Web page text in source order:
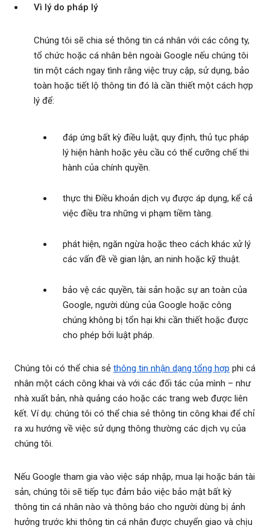
Vì lý do pháp lý
Chúng tôi sẽ chia sẻ thông tin cá nhân với các công ty,
tổ chức hoặc cá nhân bên ngoài Google nếu chúng tôi
tin một cách ngay tình rằng việc truy cập, sử dụng, bảo
toàn hoặc tiết lộ thông tin đó là cần thiết một cách hợp
lý để:
đáp ứng bất kỳ điều luật, quy định, thủ tục pháp
lý hiện hành hoặc yêu cầu có thể cưỡng chế thi
hành của chính quyền.
thực thi Điều khoản dịch vụ được áp dụng, kể cả
việc điều tra những vi phạm tiềm tàng.
phát hiện, ngăn ngừa hoặc theo cách khác xử lý
các vấn đề về gian lận, an ninh hoặc kỹ thuật.
bảo vệ các quyền, tài sản hoặc sự an toàn của
Google, người dùng của Google hoặc công
chúng không bị tổn hại khi cần thiết hoặc được
cho phép bởi luật pháp.
Chúng tôi có thể chia sẻ thông tin nhận dạng tổng hợp phi cá
nhân một cách công khai và với các đối tác của mình – như
nhà xuất bản, nhà quảng cáo hoặc các trang web được liên
kết. Ví dụ: chúng tôi có thể chia sẻ thông tin công khai để chỉ
ra xu hướng về việc sử dụng thông thường các dịch vụ của
chúng tôi.
Nếu Google tham gia vào việc sáp nhập, mua lại hoặc bán tài
sản, chúng tôi sẽ tiếp tục đảm bảo việc bảo mật bất kỳ
thông tin cá nhân nào và thông báo cho người dùng bị ảnh
hưởng trước khi thông tin cá nhân được chuyển giao và chịu